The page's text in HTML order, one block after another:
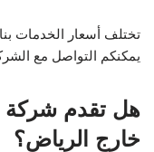
تختلف أسعار الخدمات
يمكنكم التواصل مع
هل تقدم
خارج الرياض؟